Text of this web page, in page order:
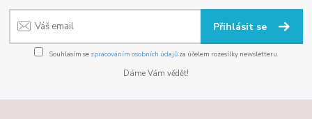
Přihlásit se
Souhlasím se zpracováním osobních údajůza účelem rozesílky newsletteru.
Dáme Vám vědět!